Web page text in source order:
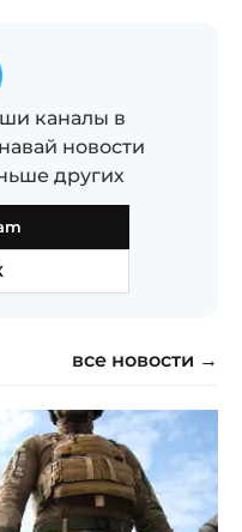
каналы в
новости
других
все новости →